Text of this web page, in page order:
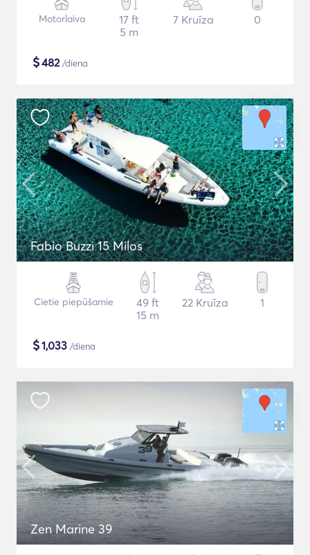
Motorlaiva
17 ft
5 m
7 Kruīza 0
$482/diena
Fabio Buzzi 15 Milos
Cietie piepūšamie
49 ft
15 m
22 Kruīza 1
$1,033 /diena
Zen Marine 39